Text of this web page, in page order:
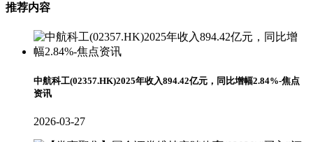
推荐内容
中航科工(02357.HK)2025年收入894.42亿元，同比增幅2.84%-焦点
资讯
2026-03-27